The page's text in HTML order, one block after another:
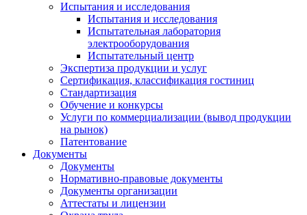
Испытания и исследования
Испытания и исследования
Испытательная лаборатория
электрооборудования
Испытательный центр
Экспертиза продукции и услуг
Сертификация, классификация гостиниц
Стандартизация
Обучение и конкурсы
Услуги по коммерциализации (вывод продукции
на рынок)
Патентование
Документы
Документы
Нормативно-правовые документы
Документы организации
Аттестаты и лицензии